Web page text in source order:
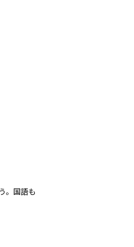
。国語も